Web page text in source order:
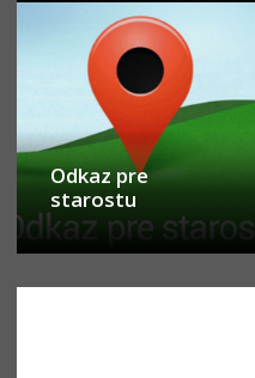
Odkaz pre
starostu